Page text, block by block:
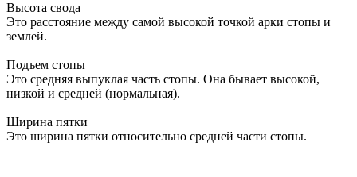
Высота свода
Это расстояние между самой высокой точкой арки стопы и
землей.
Подъем стопы
Это средняя выпуклая часть стопы. Она бывает высокой,
низкой и средней (нормальная).
Ширина пятки
Это ширина пятки относительно средней части стопы.